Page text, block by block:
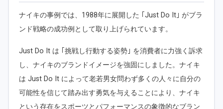
ナイキの事例では、1988年に展開した ｢Just Do It｣ がブラ
ンド戦略の成功例として取り上げられています。
Just Do It は ｢挑戦し行動する姿勢｣ を消費者に力強く訴求
し、ナイキのブランドイメージを強固にしました。ナイキ
は Just Do It によって老若男女問わず多くの人々に自分の
可能性を信じて踏み出す勇気を与えることにより、ナイキ
という存在をスポーツとパフォーマンスの象徴的なブラン